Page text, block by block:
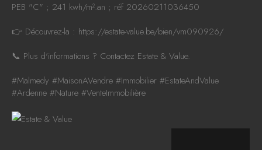
PEB "C" ; 241 kwh/m².an ; réf 20260211036450
👉 Découvrez-la : https://estate-value.be/bien/vm090926/
📞 Plus d'informations ? Contactez Estate & Value.
#Malmedy #MaisonAVendre #Immobilier #EstateAndValue
#Ardenne #Nature #VenteImmobilière